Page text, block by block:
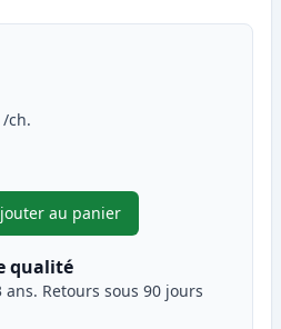
/ch.
ajuster
au panier
,Brother DR2100 tambour
qualité
ans. Retours sous 90 jours